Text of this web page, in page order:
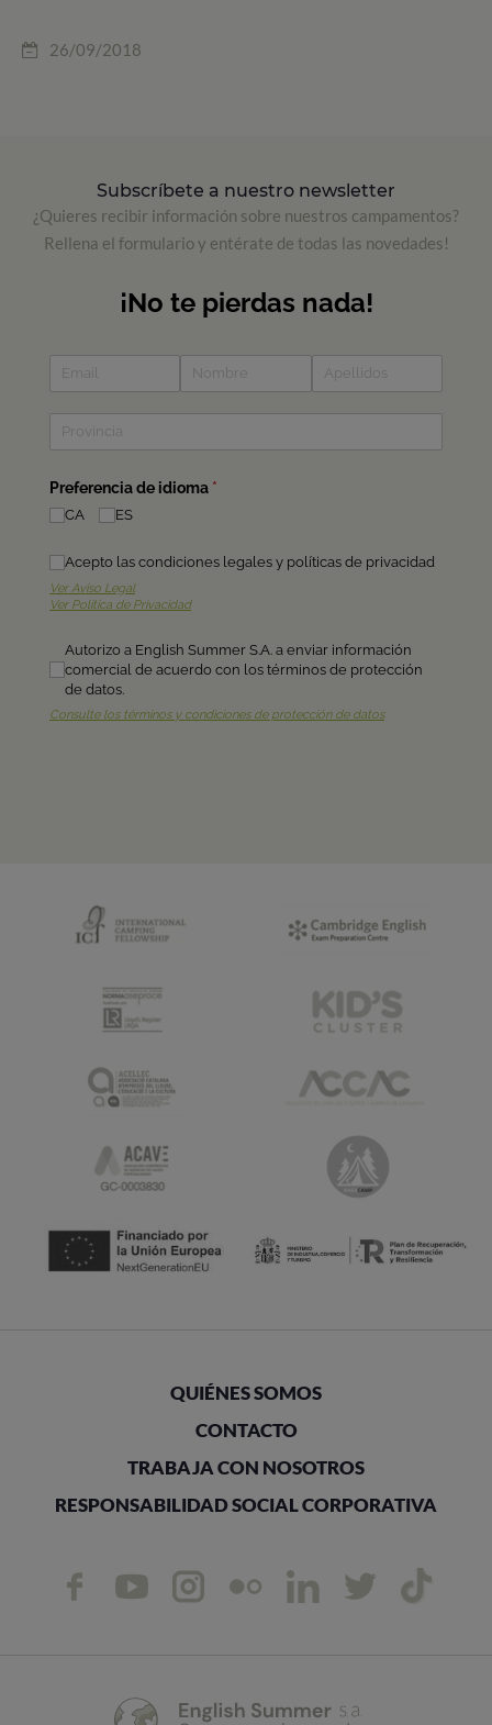
26/09/2018
Subscríbete a nuestro newsletter
¿Quieres recibir información sobre nuestros campamentos?
Rellena el formulario y entérate de todas las novedades!
QUIÉNES SOMOS
CONTACTO
TRABAJA CON NOSOTROS
RESPONSABILIDAD SOCIAL CORPORATIVA